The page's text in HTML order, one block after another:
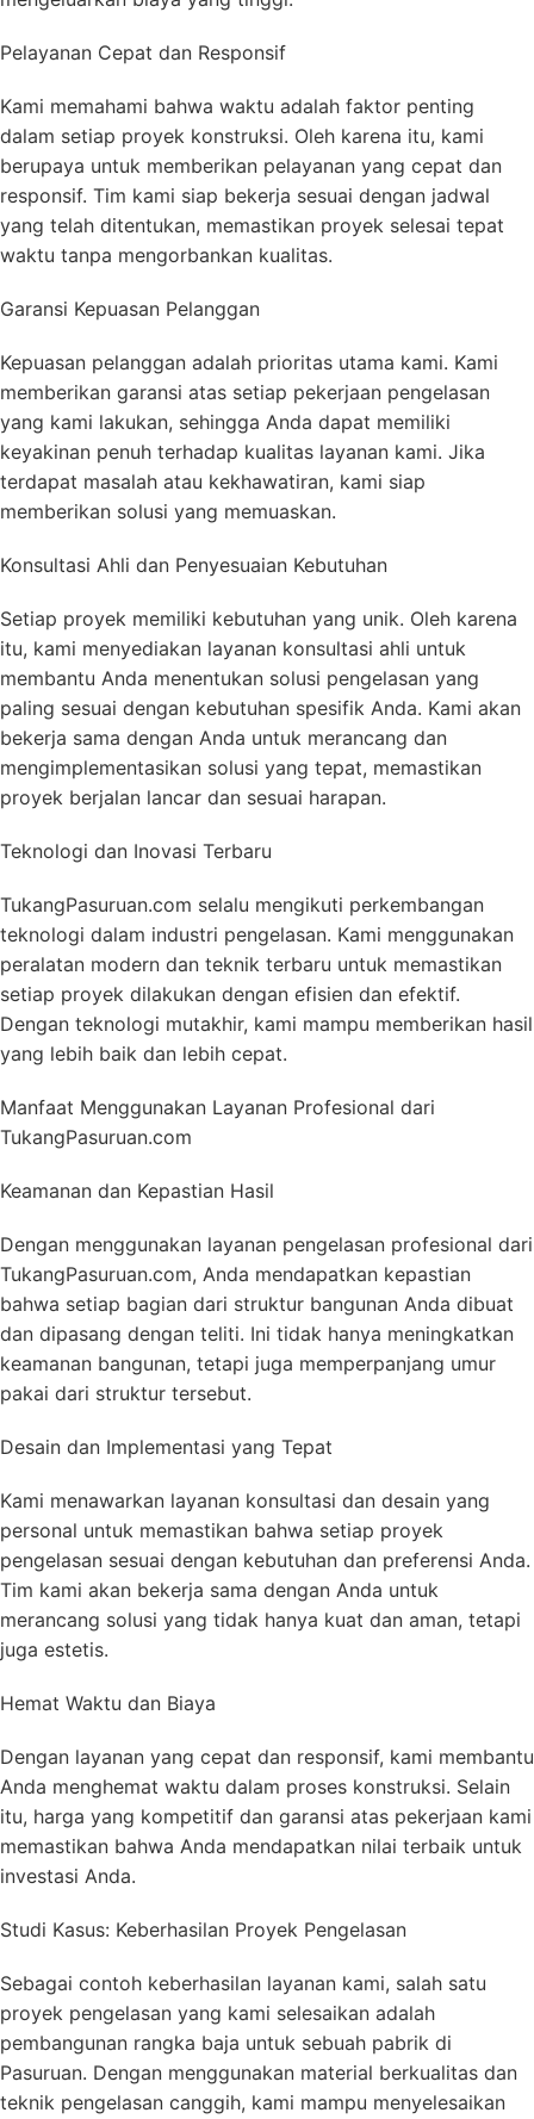
Pelayanan Cepat dan Responsif
Kami memahami bahwa waktu adalah faktor penting
dalam setiap proyek konstruksi. Oleh karena itu, kami
berupaya untuk memberikan pelayanan yang cepat dan
responsif. Tim kami siap bekerja sesuai dengan jadwal
yang telah ditentukan, memastikan proyek selesai tepat
waktu tanpa mengorbankan kualitas.
Garansi Kepuasan Pelanggan
Kepuasan pelanggan adalah prioritas utama kami. Kami
memberikan garansi atas setiap pekerjaan pengelasan
yang kami lakukan, sehingga Anda dapat memiliki
keyakinan penuh terhadap kualitas layanan kami. Jika
terdapat masalah atau kekhawatiran, kami siap
memberikan solusi yang memuaskan.
Konsultasi Ahli dan Penyesuaian Kebutuhan
Setiap proyek memiliki kebutuhan yang unik. Oleh karena
itu, kami menyediakan layanan konsultasi ahli untuk
membantu Anda menentukan solusi pengelasan yang
paling sesuai dengan kebutuhan spesifik Anda. Kami akan
bekerja sama dengan Anda untuk merancang dan
mengimplementasikan solusi yang tepat, memastikan
proyek berjalan lancar dan sesuai harapan.
Teknologi dan Inovasi Terbaru
TukangPasuruan.com selalu mengikuti perkembangan
teknologi dalam industri pengelasan. Kami menggunakan
peralatan modern dan teknik terbaru untuk memastikan
setiap proyek dilakukan dengan efisien dan efektif.
Dengan teknologi mutakhir, kami mampu memberikan hasil
yang lebih baik dan lebih cepat.
Manfaat Menggunakan Layanan Profesional dari
TukangPasuruan.com
Keamanan dan Kepastian Hasil
Dengan menggunakan layanan pengelasan profesional dari
TukangPasuruan.com, Anda mendapatkan kepastian
bahwa setiap bagian dari struktur bangunan Anda dibuat
dan dipasang dengan teliti. Ini tidak hanya meningkatkan
keamanan bangunan, tetapi juga memperpanjang umur
pakai dari struktur tersebut.
Desain dan Implementasi yang Tepat
Kami menawarkan layanan konsultasi dan desain yang
personal untuk memastikan bahwa setiap proyek
pengelasan sesuai dengan kebutuhan dan preferensi Anda.
Tim kami akan bekerja sama dengan Anda untuk
merancang solusi yang tidak hanya kuat dan aman, tetapi
juga estetis.
Hemat Waktu dan Biaya
Dengan layanan yang cepat dan responsif, kami membantu
Anda menghemat waktu dalam proses konstruksi. Selain
itu, harga yang kompetitif dan garansi atas pekerjaan kami
memastikan bahwa Anda mendapatkan nilai terbaik untuk
investasi Anda.
Studi Kasus: Keberhasilan Proyek Pengelasan
Sebagai contoh keberhasilan layanan kami, salah satu
proyek pengelasan yang kami selesaikan adalah
pembangunan rangka baja untuk sebuah pabrik di
Pasuruan. Dengan menggunakan material berkualitas dan
teknik pengelasan canggih, kami mampu menyelesaikan